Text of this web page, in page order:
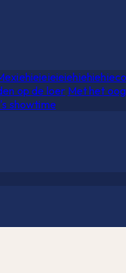
op de loer Met het
showtime